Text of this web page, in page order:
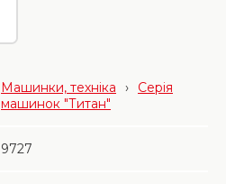
Машинки, техніка ›
Серія
машинок "Титан"
9727